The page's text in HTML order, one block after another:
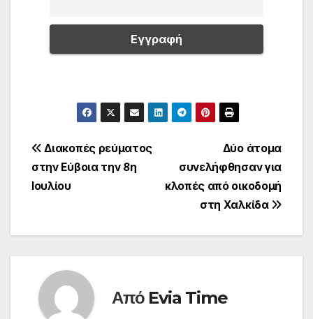
Πλοήγηση
άρθρων
Δύο άτομα
συνελήφθησαν για
κλοπές από οικοδομή
στη Χαλκίδα
Διακοπές ρεύματος
στην Εύβοια την 8η
Ιουλίου
Από Evia Time